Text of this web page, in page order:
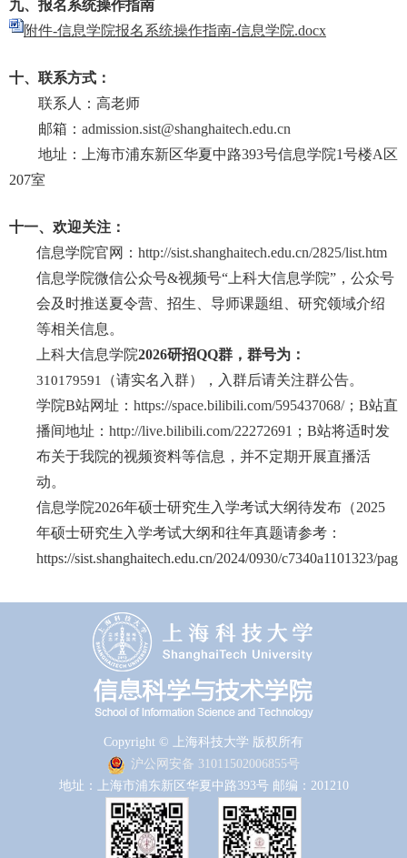
九、报名系统操作指南
附件-信息学院报名系统操作指南-信息学院.docx
十、联系方式：
联系人：高老师
邮箱： admission.sist@shanghaitech.edu.cn
地址：上海市浦东新区华夏中路393号信息学院1号楼A 区
207室
十一、欢迎关注：
信息学院官网： http://sist.shanghaitech.edu.cn/2825/list.htm
信息学院微信公众号&视频号“上科大信息学院”，公众号
会及时推送夏令营、招生、导师课题组、研究领域介绍
等相关信息。
上科大信息学院2026研招QQ群，群号为：
310179591
（请实名入群），入群后请关注群公告。
学院B站网址： https://space.bilibili.com/595437068/； B站直
播间地址： http://live.bilibili.com/22272691 ； B站将适时发
布关于我院的视频资料等信息，并不定期开展直播活
动。
信息学院2026年硕士研究生入学考试大纲待发布（2025
年硕士研究生入学考试大纲和往年真题请参考：
https://sist.shanghaitech.edu.cn/2024/0930/c7340a1101323/
Copyright © 上海科技大学 版权所有
沪公网安备 31011502006855号
地址：上海市浦东新区华夏中路393号 邮编：201210